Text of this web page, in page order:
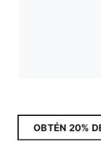
OBTÉN 20%